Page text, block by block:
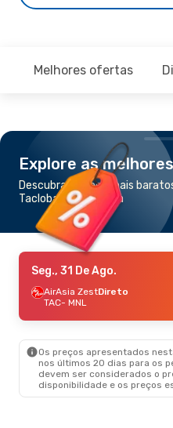
Melhores ofertas
Explore as
Descubra os voos mais
Tacloban para Manila
Seg., 31 De Ago.
AirAsia ZestDireto
TAC- MNL
Os preços apresentados
nos últimos 20 dias para os
devem ser considerados o
disponibilidade e os preços